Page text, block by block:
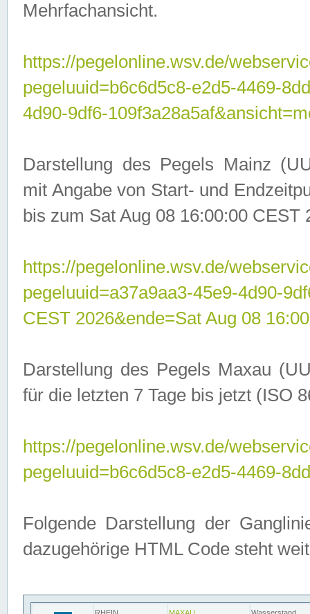
Mehrfachansicht.
https://pegelonline.wsv.de/
pegeluuid=b6c6d5c8-e2d5-4469-
4d90-9df6-
Darstellung des Pegels Mainz
mit Angabe von Start- und
bis zum Sat Aug 08 16:00:00 CEST
https://pegelonline.wsv.de/
pegeluuid=a37a9aa3-45e9-4d90-
CEST 2026&ende=Sat Aug 08
Darstellung des Pegels Maxau
für die letzten 7 Tage bis jetzt (ISO
https://pegelonline.wsv.de/
pegeluuid=b6c6d5c8-e2d5-4469-
Folgende Darstellung der
dazugehörige HTML Code steht